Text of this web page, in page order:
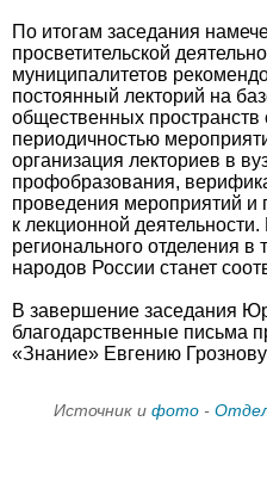
По итогам заседания
просветительской
муниципалитетов
постоянный лекторий на
общественных пространств
периодичностью
организация лекториев в
профобразования,
проведения мероприятий
к лекционной
регионального отделения в
народов России станет
В завершение заседания
благодарственные письма
«Знание» Евгению
Источник и фото -